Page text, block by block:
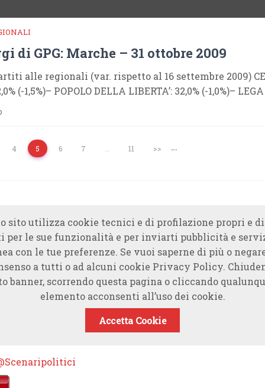
di GPG: Marche – 31 ottobre 2009
alle regionali (var. rispetto al 16 settembre 2009)
(-1,5%)– POPOLO DELLA LIBERTA’: 32,0% (-1,0%)–
…
4 5 6 7 11 >>
sito utilizza cookie tecnici e di profilazione propri e
per le sue funzionalità e per inviarti pubblicità e
con le tue preferenze. Se vuoi saperne di più o
a tutti o ad alcuni cookie Privacy Policy.
banner, scorrendo questa pagina o cliccando
elemento acconsenti all’uso dei cookie.
Accetta Cookie